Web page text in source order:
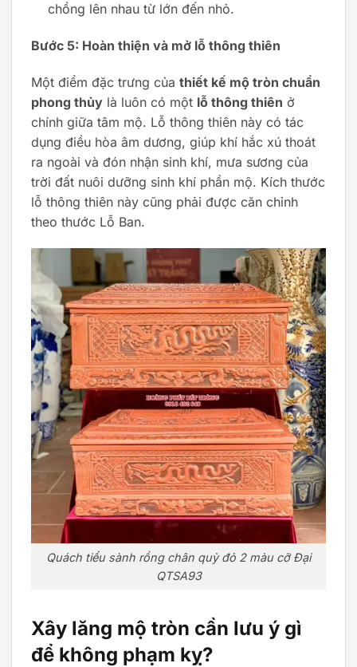
chồng lên nhau từ lớn đến nhỏ.
Bước 5: Hoàn thiện và mở lỗ thông thiên
Một điểm đặc trưng của thiết kế mộ tròn chuẩn
phong thủy là luôn có một lỗ thông thiên ở
chính giữa tâm mộ. Lỗ thông thiên này có tác
dụng điều hòa âm dương, giúp khí hắc xú thoát
ra ngoài và đón nhận sinh khí, mưa sương của
trời đất nuôi dưỡng sinh khí phần mộ. Kích thước
lỗ thông thiên này cũng phải được căn chỉnh
theo thước Lỗ Ban.
Quách tiểu sành rồng chân quỳ đỏ 2 màu cỡ Đại
QTSA93
Xây lăng mộ tròn cần lưu ý gì
để không phạm kỵ?